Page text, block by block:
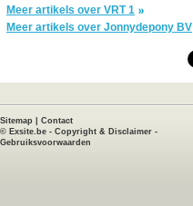
Meer artikels over VRT 1
Meer artikels over Jonnydepony BV
Sitemap
Contact
© Exsite.be - Copyright & Disclaimer -
Gebruiksvoorwaarden